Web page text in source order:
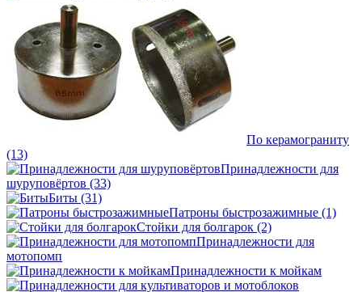
По керамограниту
(13)
Принадлежности для
шуруповёртов (33)
Биты (31)
Патроны быстрозажимные (1)
Стойки для болгарок (2)
Принадлежности для
мотопомп
Принадлежности к мойкам